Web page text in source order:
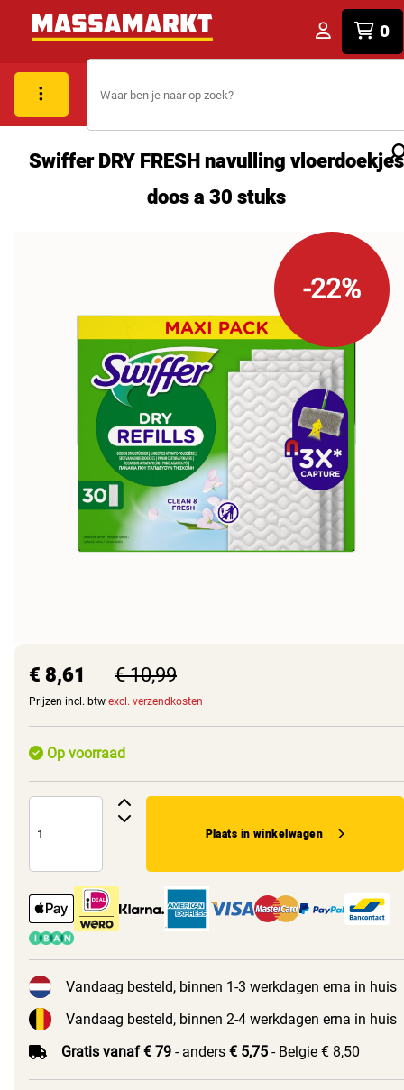
0
Swiffer DRY FRESH navulling vloerdoekjes
doos a 30 stuks
-22%
€ 8,61 € 10,99
Prijzen incl. btw excl. verzendkosten
Op voorraad
Plaats in winkelwagen
Vandaag besteld, binnen 1-3 werkdagen erna in huis
Vandaag besteld, binnen 2-4 werkdagen erna in huis
Gratis vanaf € 79 - anders € 5,75 - Belgie € 8,50